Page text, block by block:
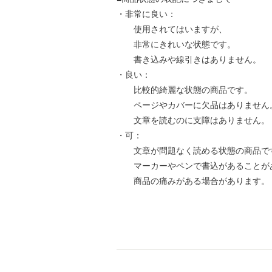
・非常に良い：
使用されてはいますが、
非常にきれいな状態です。
書き込みや線引きはありません。
・良い：
比較的綺麗な状態の商品です。
ページやカバーに欠品はありません
文章を読むのに支障はありません。
・可：
文章が問題なく読める状態の商品で
マーカーやペンで書込があることが
商品の痛みがある場合があります。